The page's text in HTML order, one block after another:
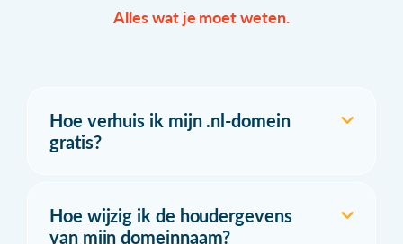
Alles wat je moet weten.
Hoe verhuis ik mijn .nl-domein
gratis?
Hoe wijzig ik de houdergevens
van mijn domeinnaam?